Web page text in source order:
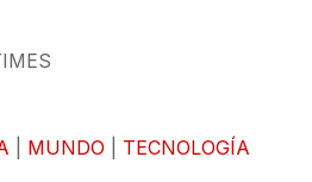
MUNDO TECNOLOGÍA